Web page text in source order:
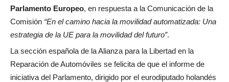
Parlamento Europeo, en respuesta a la Comunicación de la
Comisión “En el camino hacia la movilidad automatizada: Una
estrategia de la UE para la movilidad del futuro”.
La sección española de la Alianza para la Libertad en la
Reparación de Automóviles se felicita de que el informe de
iniciativa del Parlamento, dirigido por el eurodiputado holandés